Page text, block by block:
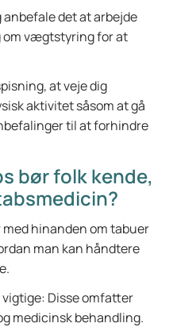
anbefale det at arbejde
om vægtstyring for at
at veje dig
aktivitet såsom at gå
til at forhindre
bør folk kende,
hinanden om tabuer
man kan håndtere
Disse omfatter
medicinsk behandling.